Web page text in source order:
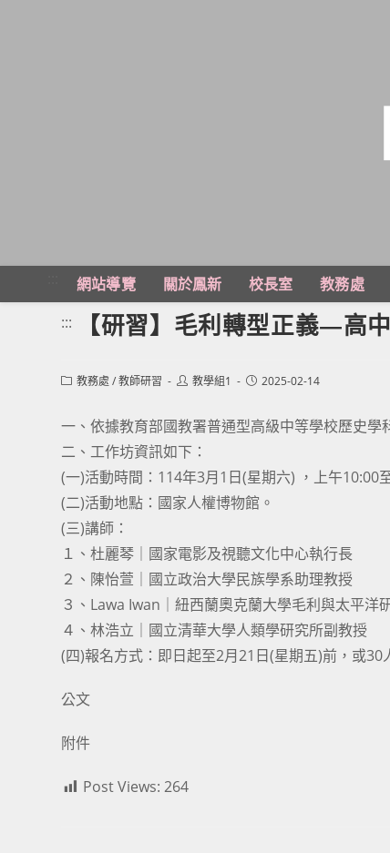
主
網站導覽 關於鳳新 校長室 教務處
::: 【研習】毛利轉型正義—高
Post教務處 /教師研習
Post教學組1
Post2025-02-14
一、依據教育部國教署普通型高級中等學校歷史學
二、工作坊資訊如下：
(一)活動時間：114年3月1日(星期六) ，上午10:00
(二)活動地點：國家人權博物館。
(三)講師：
１、杜麗琴｜國家電影及視聽文化中心執行長
２、陳怡萱｜國立政治大學民族學系助理教授
３、Lawa Iwan｜紐西蘭奧克蘭大學毛利與太平洋
４、林浩立｜國立清華大學人類學研究所副教授
(四)報名方式：即日起至2月21日(星期五)前，或
公文
附件
Post Views: 264